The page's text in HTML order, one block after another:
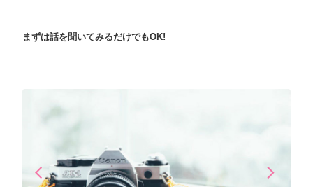
まずは話を聞いてみるだけでもOK!
arrow_back_iosPrevious arrow_forward_iosNext